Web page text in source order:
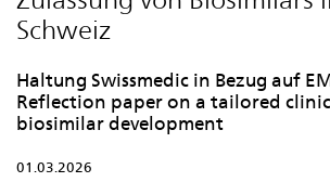
Schweiz
Haltung Swissmedic in Bezug auf
Reflection paper on a tailored
biosimilar development
01.03.2026